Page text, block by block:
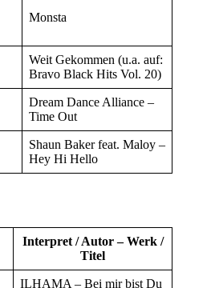
Monsta
Weit Gekommen (u.a. auf:
Bravo Black Hits Vol. 20)
Dream Dance Alliance –
Time Out
Shaun Baker feat. Maloy –
Hey Hi Hello
Interpret / Autor – Werk /
Titel
ILHAMA – Bei mir bist Du